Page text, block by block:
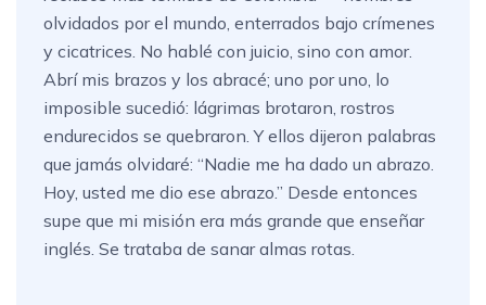
olvidados por el mundo, enterrados bajo crímenes
y cicatrices. No hablé con juicio, sino con amor.
Abrí mis brazos y los abracé; uno por uno, lo
imposible sucedió: lágrimas brotaron, rostros
endurecidos se quebraron. Y ellos dijeron palabras
que jamás olvidaré: “Nadie me ha dado un abrazo.
Hoy, usted me dio ese abrazo.” Desde entonces
supe que mi misión era más grande que enseñar
inglés. Se trataba de sanar almas rotas.